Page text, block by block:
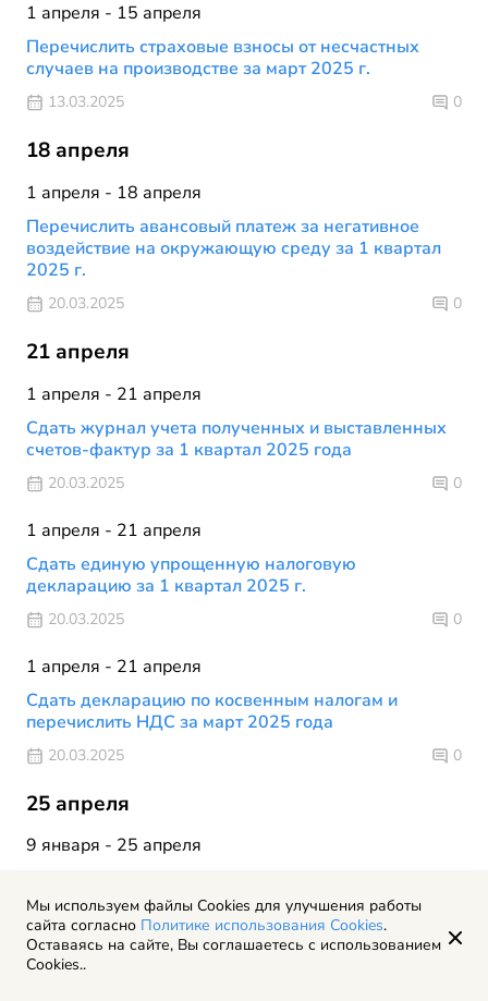
1 апреля - 15 апреля
Перечислить страховые взносы от несчастных
случаев на производстве за март 2025 г.
13.03.2025 0
18 апреля
1 апреля - 18 апреля
Перечислить авансовый платеж за негативное
воздействие на окружающую среду за 1 квартал
2025 г.
20.03.2025 0
21 апреля
1 апреля - 21 апреля
Сдать журнал учета полученных и выставленных
счетов-фактур за 1 квартал 2025 года
20.03.2025 0
1 апреля - 21 апреля
Сдать единую упрощенную налоговую
декларацию за 1 квартал 2025 г.
20.03.2025 0
1 апреля - 21 апреля
Сдать декларацию по косвенным налогам и
перечислить НДС за март 2025 года
20.03.2025 0
25 апреля
9 января - 25 апреля
индивидуальным предпринимателям
20.03.2025 0
Мы используем файлы Cookies для улучшения работы
сайта согласно Политике использования Cookies.
Оставаясь на сайте, Вы соглашаетесь с использованием
Cookies..